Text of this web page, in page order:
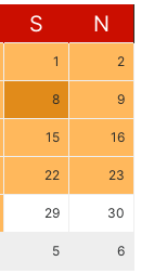
S N
1 2
8 9
15 16
22 23
29 30
5 6